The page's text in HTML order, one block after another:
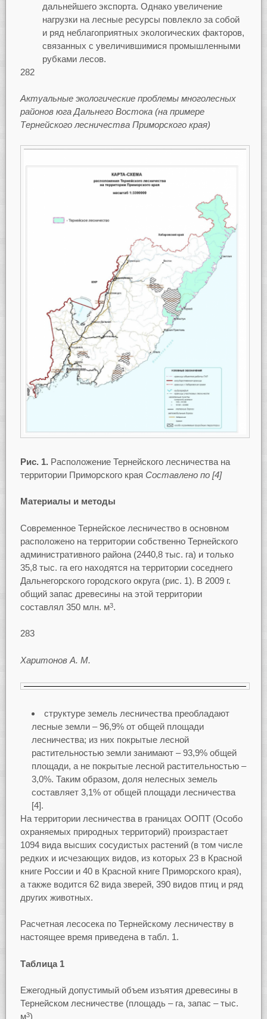
дальнейшего экспорта. Однако увеличение
нагрузки на лесные ресурсы повлекло за собой
и ряд неблагоприятных экологических факторов,
связанных с увеличившимися промышленными
рубками лесов.
282
Актуальные экологические проблемы многолесных
районов юга Дальнего Востока (на примере
Тернейского лесничества Приморского края)
Рис. 1.Расположение Тернейского лесничества на
территории Приморского края Составлено по [4]
Материалы и методы
Современное Тернейское лесничество в основном
расположено на территории собственно Тернейского
административного района (2440,8 тыс. га) и только
35,8 тыс. га его находятся на территории соседнего
Дальнегорского городского округа (рис. 1). В 2009 г.
общий запас древесины на этой территории
составлял 350 млн. м3.
283
Харитонов А. М.
структуре земель лесничества преобладают
лесные земли – 96,9% от общей площади
лесничества; из них покрытые лесной
растительностью земли занимают – 93,9% общей
площади, а не покрытые лесной растительностью –
3,0%. Таким образом, доля нелесных земель
составляет 3,1% от общей площади лесничества
[4].
На территории лесничества в границах ООПТ (Особо
охраняемых природных территорий) произрастает
1094 вида высших сосудистых растений (в том числе
редких и исчезающих видов, из которых 23 в Красной
книге России и 40 в Красной книге Приморского края),
а также водится 62 вида зверей, 390 видов птиц и ряд
других животных.
Расчетная лесосека по Тернейскому лесничеству в
настоящее время приведена в табл. 1.
Таблица 1
Ежегодный допустимый объем изъятия древесины в
Тернейском лесничестве (площадь – га, запас – тыс.
м3)